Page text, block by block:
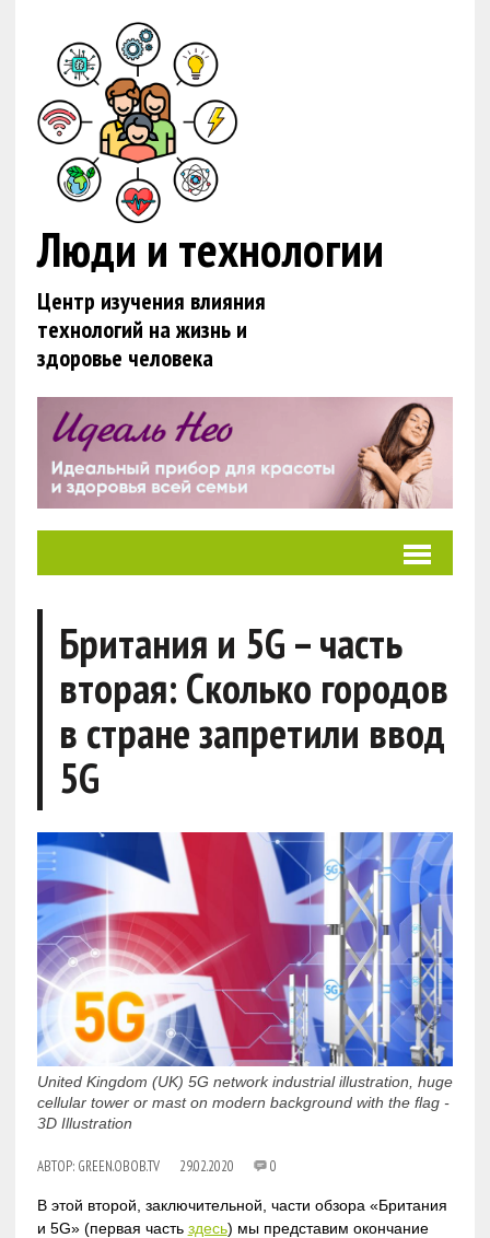
Люди и технологии
Центр изучения влияния
технологий на жизнь и
здоровье человека
Британия и 5G – часть
вторая: Сколько городов
в стране запретили ввод
5G
United Kingdom (UK) 5G network industrial illustration, huge
cellular tower or mast on modern background with the flag -
3D Illustration
АВТОР: GREEN.OBOB.TV 29.02.2020 0
В этой второй, заключительной, части обзора «Британия
и 5G» (первая часть здесь) мы представим окончание